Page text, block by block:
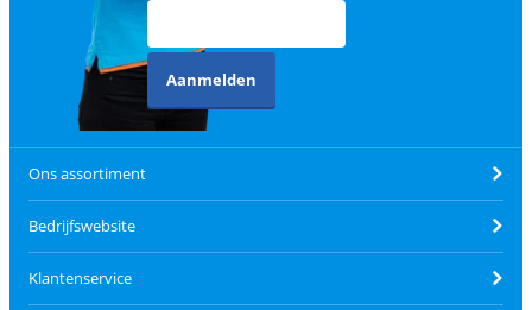
Aanmelden
Ons assortiment
Bedrijfswebsite
Klantenservice